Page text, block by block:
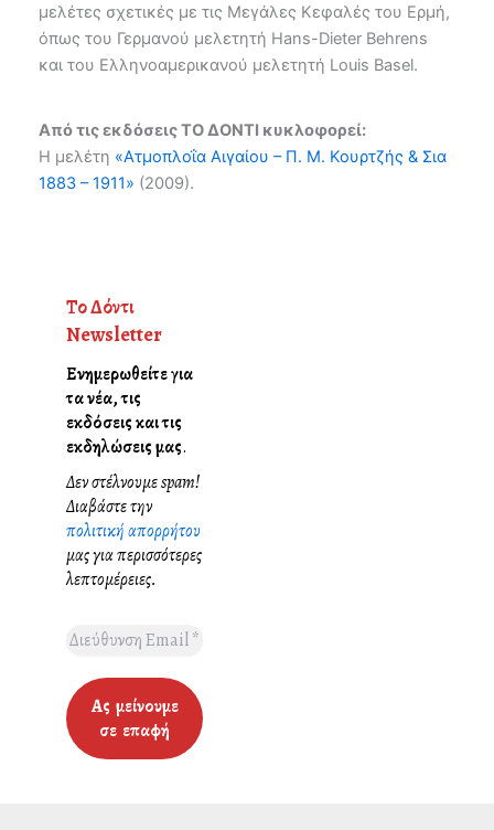
μελέτες σχετικές με τις Μεγάλες Κεφαλές του Ερμή,
όπως του Γερμανού μελετητή Hans-Dieter Behrens
και του Ελληνοαμερικανού μελετητή Louis Basel.
Από τις εκδόσεις ΤΟ ΔΟΝΤΙ κυκλοφορεί:
Η μελέτη «Ατμοπλοΐα Αιγαίου – Π. Μ. Κουρτζής & Σια
1883 – 1911» (2009).
Το Δόντι
Newsletter
Ενημερωθείτε για
τα νέα, τις
εκδόσεις και τις
εκδηλώσεις μας.
Δεν στέλνουμε spam!
Διαβάστε την
πολιτική απορρήτου
μας για περισσότερες
λεπτομέρειες.